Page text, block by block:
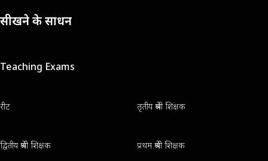
सीखने के साधन
Teaching Exams
रीट तृतीय श्रेणी शिक्षक
द्वितीय श्रेणी शिक्षक प्रथम श्रेणी शिक्षक